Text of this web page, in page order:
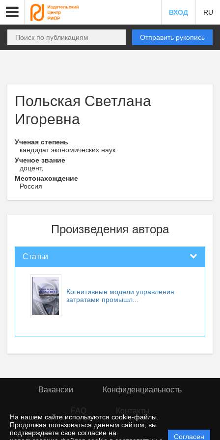
На нашем сайте используются cookie-файлы.
Продолжая пользоваться данным сайтом, вы
подтверждаете свое согласие на
Согласен
ВХОД RU
Отправить рукопись
Польская Светлана
Игоревна
Ученая степень
кандидат экономических наук
Ученое звание
доцент,
Местонахождение
Россия
Произведения автора
Статьи
Когнитивные модели управления
затратами промышл...
Вакансии Конфиденциальность
FAQ Контакты
© rior